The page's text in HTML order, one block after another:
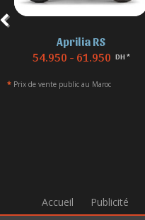
Aprilia RS
54.950 - 61.950 DH *
* Prix de vente public au Maroc
Accueil Publicité